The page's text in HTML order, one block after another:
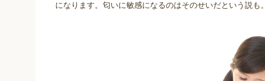
になります。匂いに敏感になるのはそのせいだという説も。